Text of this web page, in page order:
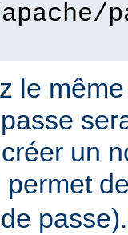
le
un
permet